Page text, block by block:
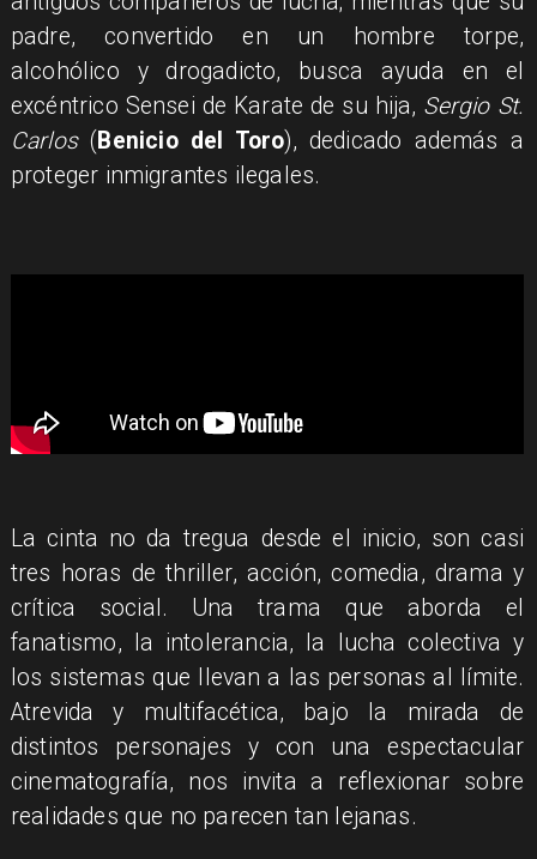
padre, convertido en un hombre torpe,
alcohólico y drogadicto, busca ayuda en el
excéntrico Sensei de Karate de su hija, Sergio St.
Carlos(Benicio del Toro), dedicado además a
proteger inmigrantes ilegales.
La cinta no da tregua desde el inicio, son casi
tres horas de thriller, acción, comedia, drama y
crítica social. Una trama que aborda el
fanatismo, la intolerancia, la lucha colectiva y
los sistemas que llevan a las personas al límite.
Atrevida y multifacética, bajo la mirada de
distintos personajes y con una espectacular
cinematografía, nos invita a reflexionar sobre
realidades que no parecen tan lejanas.